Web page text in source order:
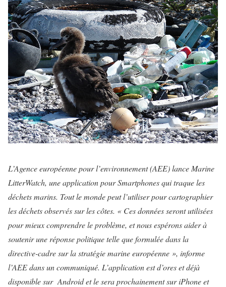
L’Agence européenne pour l’environnement (AEE) lance Marine
LitterWatch, une application pour Smartphones qui traque les
déchets marins. Tout le monde peut l’utiliser pour cartographier
les déchets observés sur les côtes. « Ces données seront utilisées
pour mieux comprendre le problème, et nous espérons aider à
soutenir une réponse politique telle que formulée dans la
directive-cadre sur la stratégie marine européenne », informe
l’AEE dans un communiqué. L’application est d’ores et déjà
disponible sur Android et le sera prochainement sur iPhone et